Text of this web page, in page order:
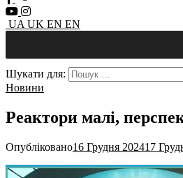
UA UK EN EN
Шукати для:
Новини
Реактори малі,
Опубліковано16 Грудня 202417